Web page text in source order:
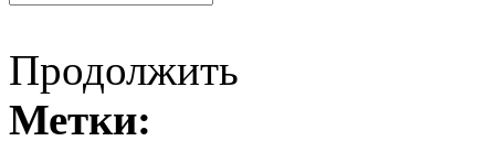
Продолжить
Метки: